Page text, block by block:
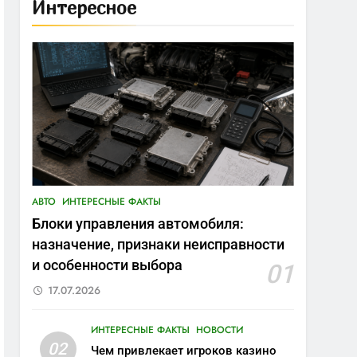
Интересное
АВТО ИНТЕРЕСНЫЕ ФАКТЫ
Блоки управления автомобиля:
назначение, признаки неисправности
и особенности выбора
01
17.07.2026
02
ИНТЕРЕСНЫЕ ФАКТЫ НОВОСТИ
Чем привлекает игроков казино